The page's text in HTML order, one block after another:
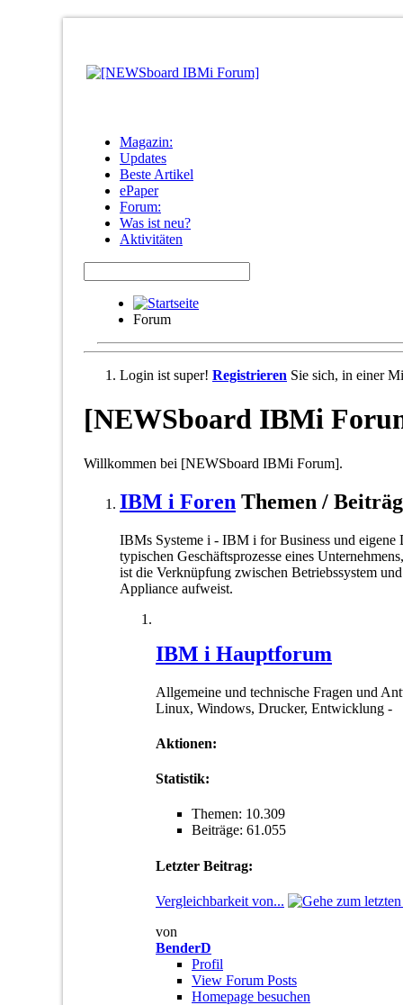
Magazin:
Updates
Beste Artikel
ePaper
Forum:
Was ist neu?
Aktivitäten
Forum
Login ist super! Registrieren Sie sich, in einer
[NEWSboard IBMi
Willkommen bei [NEWSboard IBMi Forum].
IBM i Foren Themen /
IBMs Systeme i - IBM i for Business und
typischen Geschäftsprozesse eines
ist die Verknüpfung zwischen Betriebssystem
Appliance aufweist.
IBM i Hauptforum
Allgemeine und technische Fragen und
Linux, Windows, Drucker, Entwicklung -
Aktionen:
Statistik:
Themen: 10.309
Beiträge: 61.055
Letzter Beitrag:
Vergleichbarkeit von...
von
BenderD
Profil
View Forum Posts
Homepage besuchen